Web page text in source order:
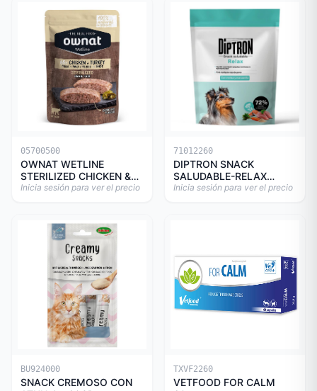
05700500
OWNAT WETLINE
STERILIZED CHICKEN &
TURKEY CAT 85gr
Inicia sesión para ver el precio
71012260
DIPTRON SNACK
SALUDABLE-RELAX
150GR
Inicia sesión para ver el precio
BU924000
SNACK CREMOSO CON
TXVF2260
VETFOOD FOR CALM